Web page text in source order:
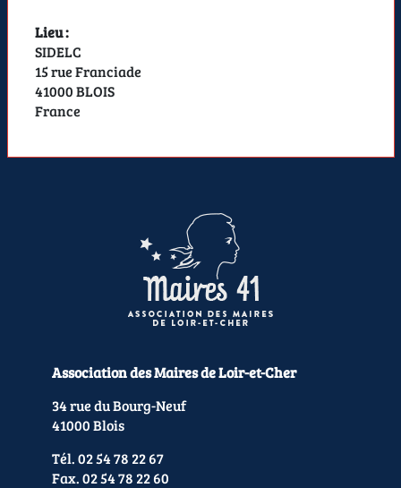
Lieu :
SIDELC
15 rue Franciade
41000 BLOIS
France
Association des Maires de Loir-et-Cher
34 rue du Bourg-Neuf
41000 Blois
Tél. 02 54 78 22 67
Fax. 02 54 78 22 60